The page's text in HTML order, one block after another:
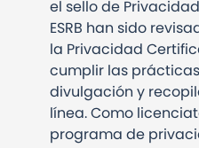
el sello de
ESRB han sido
la Privacidad
cumplir las
divulgación y
línea. Como
programa de